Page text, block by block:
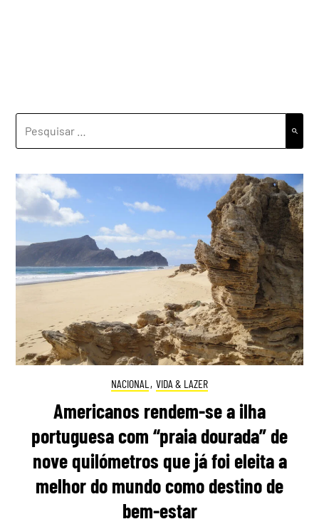
POR:
NACIONAL , VIDA & LAZER
Americanos rendem-se a ilha
portuguesa com “praia dourada” de
nove quilómetros que já foi eleita a
melhor do mundo como destino de
bem-estar